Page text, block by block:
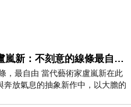
當代藝術家盧嵐新：不刻意的線條最自由，讓色彩流動、筆觸自己說話
，最自由 當代藝術家盧嵐新在此
奔放氣息的抽象新作中，以大膽的
布上揮灑、壓印與流淌